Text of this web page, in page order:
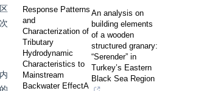
Response Patterns
and
Characterization of
Tributary
Hydrodynamic
Characteristics to
Mainstream
Backwater EffectA
An analysis on
building elements
of a wooden
structured granary:
“Serender” in
Turkey’s Eastern
Black Sea Region